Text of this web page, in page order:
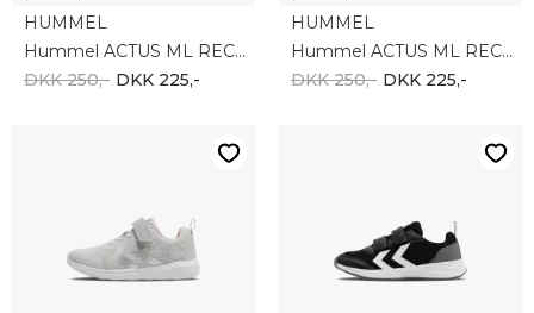
HUMMEL
Hummel ACTUS ML RECYCLED INFAN 215992-2163
DKK 250,- DKK 225,-
HUMMEL
Hummel ACTUS ML RECYCLED INFAN 215992-7373
DKK 250,- DKK 225,-